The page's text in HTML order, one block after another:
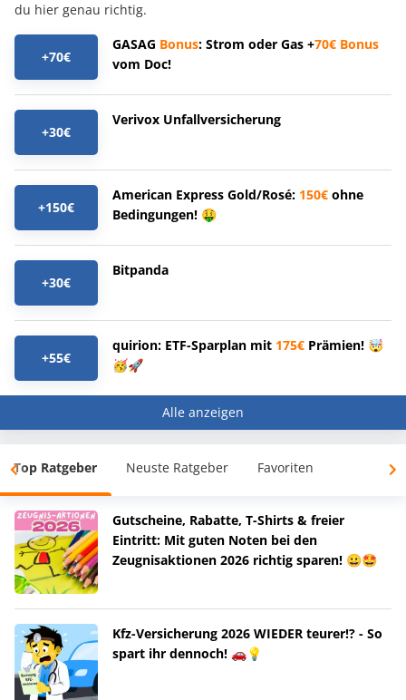
du hier genau richtig.
+70€
GASAG Bonus: Strom oder Gas +70€ Bonus
vom Doc!
+30€
Verivox Unfallversicherung
+150€
American Express Gold/Rosé: 150€ ohne
Bedingungen! 🤑
+30€
Bitpanda
+55€
quirion: ETF-Sparplan mit 175€ Prämien! 🤯
🥳🚀
Alle anzeigen
Top Ratgeber Neuste Ratgeber Favoriten
Gutscheine, Rabatte, T-Shirts & freier
Eintritt: Mit guten Noten bei den
Zeugnisaktionen 2026 richtig sparen! 😀🤩
Kfz-Versicherung 2026 WIEDER teurer!? - So
spart ihr dennoch! 🚗💡